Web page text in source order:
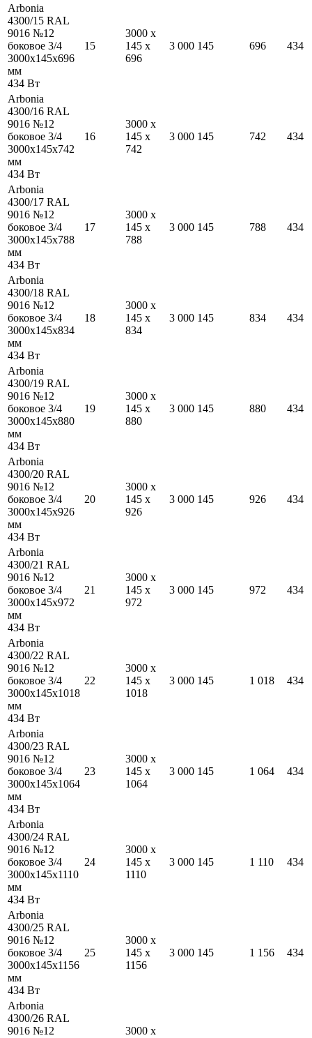
Arbonia
4300/15 RAL
9016 №12
боковое 3/4
3000x145x696
мм
434 Вт
15
3000 x
145 x
696
3 000 145 696 434
Arbonia
4300/16 RAL
9016 №12
боковое 3/4
3000x145x742
мм
434 Вт
16
3000 x
145 x
742
3 000 145 742 434
Arbonia
4300/17 RAL
9016 №12
боковое 3/4
3000x145x788
мм
434 Вт
17
3000 x
145 x
788
3 000 145 788 434
Arbonia
4300/18 RAL
9016 №12
боковое 3/4
3000x145x834
мм
434 Вт
18
3000 x
145 x
834
3 000 145 834 434
Arbonia
4300/19 RAL
9016 №12
боковое 3/4
3000x145x880
мм
434 Вт
19
3000 x
145 x
880
3 000 145 880 434
Arbonia
4300/20 RAL
9016 №12
боковое 3/4
3000x145x926
мм
434 Вт
20
3000 x
145 x
926
3 000 145 926 434
Arbonia
4300/21 RAL
9016 №12
боковое 3/4
3000x145x972
мм
434 Вт
21
3000 x
145 x
972
3 000 145 972 434
Arbonia
4300/22 RAL
9016 №12
боковое 3/4
3000x145x1018
мм
434 Вт
22
3000 x
145 x
1018
3 000 145 1 018 434
Arbonia
4300/23 RAL
9016 №12
боковое 3/4
3000x145x1064
мм
434 Вт
23
3000 x
145 x
1064
3 000 145 1 064 434
Arbonia
4300/24 RAL
9016 №12
боковое 3/4
3000x145x1110
мм
434 Вт
24
3000 x
145 x
1110
3 000 145 1 110 434
Arbonia
4300/25 RAL
9016 №12
боковое 3/4
3000x145x1156
мм
434 Вт
25
3000 x
145 x
1156
3 000 145 1 156 434
Arbonia
4300/26 RAL
9016 №12
3000 x